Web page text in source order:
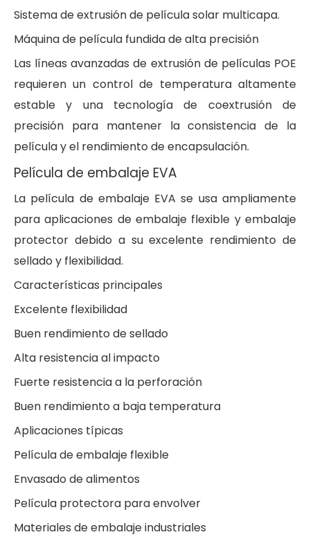
Sistema de extrusión de película solar multicapa.
Máquina de película fundida de alta precisión
Las líneas avanzadas de extrusión de películas POE
requieren un control de temperatura altamente
estable y una tecnología de coextrusión de
precisión para mantener la consistencia de la
película y el rendimiento de encapsulación.
Película de embalaje EVA
La película de embalaje EVA se usa ampliamente
para aplicaciones de embalaje flexible y embalaje
protector debido a su excelente rendimiento de
sellado y flexibilidad.
Características principales
Excelente flexibilidad
Buen rendimiento de sellado
Alta resistencia al impacto
Fuerte resistencia a la perforación
Buen rendimiento a baja temperatura
Aplicaciones típicas
Película de embalaje flexible
Envasado de alimentos
Película protectora para envolver
Materiales de embalaje industriales